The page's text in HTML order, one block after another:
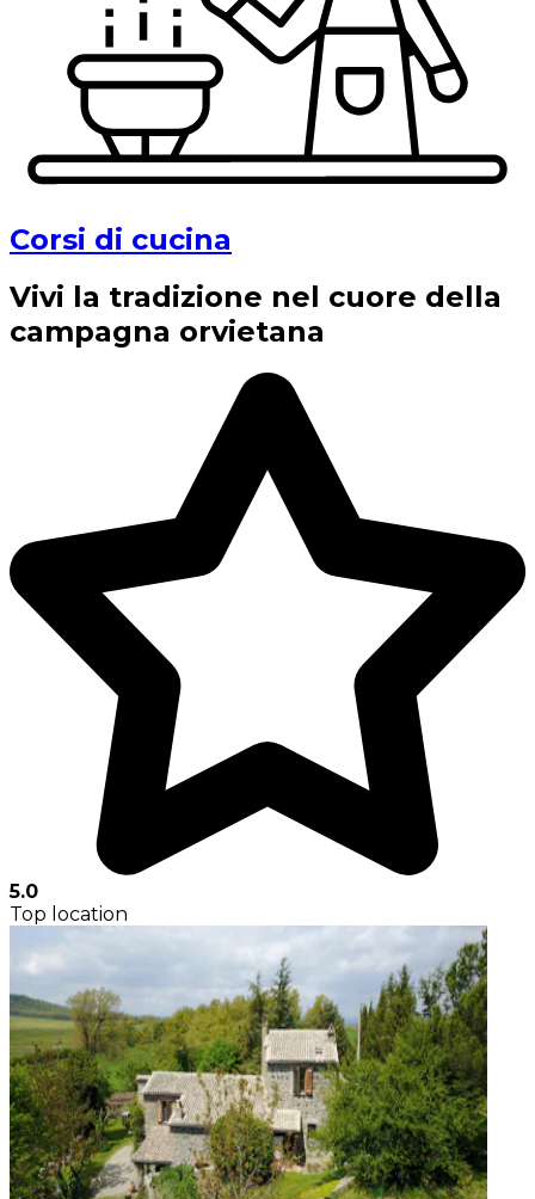
Corsi di cucina
Vivi la tradizione nel cuore della
campagna orvietana
5.0
Top location